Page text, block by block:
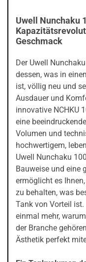
Uwell Nunchaku
Geschmack
Der Uwell
dessen, was in
ist, völlig neu und
Ausdauer und
innovative NCHKU
eine
Volumen und
hochwertigem,
Uwell Nunchaku
Bauweise und eine
ermöglicht es
zu behalten, was
Tank von Vorteil
einmal mehr,
der Branche
Ästhetik perfekt